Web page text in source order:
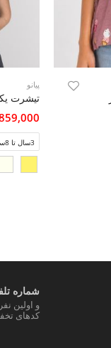
پیانو
تیشرت
1,859,000
3سال تا 8سال
شماره
و اولین
کدهای